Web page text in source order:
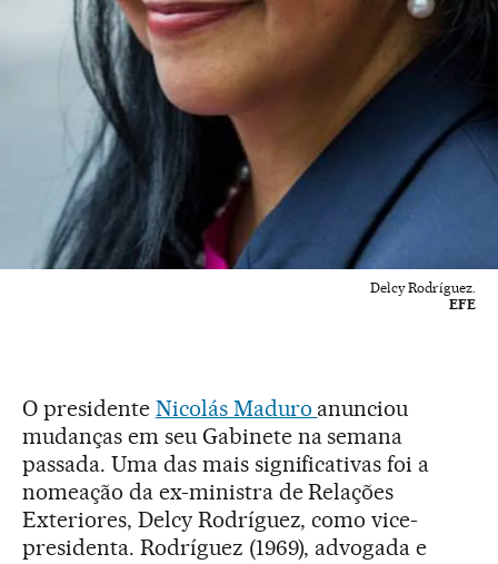
Delcy Rodríguez.
EFE
O presidente Nicolás Maduro anunciou
mudanças em seu Gabinete na semana
passada. Uma das mais significativas foi a
nomeação da ex-ministra de Relações
Exteriores, Delcy Rodríguez, como vice-
presidenta. Rodríguez (1969), advogada e